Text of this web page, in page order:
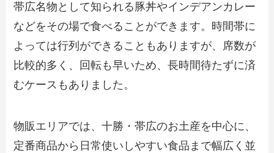
帯広名物として知られる豚丼やインデアンカレー
などをその場で食べることができます。時間帯に
よっては行列ができることもありますが、席数が
比較的多く、回転も早いため、長時間待たずに済
むケースもありました。
物販エリアでは、十勝・帯広のお土産を中心に、
定番商品から日常使いしやすい食品まで幅広く並